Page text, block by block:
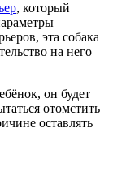
, который
эта собака
на него
он будет
отомстить
оставлять